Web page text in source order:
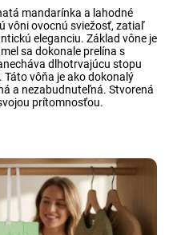
mandarínka a lahodné
vôni ovocnú sviežosť, zatiaľ
eleganciu. Základ vône je
sa dokonale prelína s
dlhotrvajúcu stopu
vôňa je ako dokonalý
a nezabudnuteľná. Stvorená
prítomnosťou.